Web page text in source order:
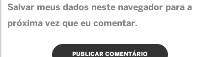
Salvar meus dados neste navegador para a
próxima vez que eu comentar.